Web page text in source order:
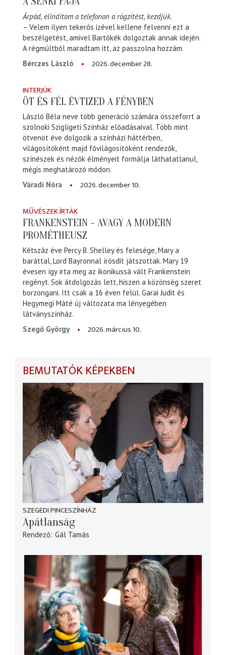
Árpád, elindítom a telefonon a rögzítést, kezdjük.
– Velem ilyen tekerős izével kellene felvenni ezt a
beszélgetést, amivel Bartókék dolgoztak annak idején.
A régmúltból maradtam itt, az passzolna hozzám.
Bérczes László
2026. december 28.
INTERJÚK
ÖT ÉS FÉL ÉVTIZED A FÉNYBEN
László Béla neve több generáció számára összeforrt a
szolnoki Szigligeti Színház előadásaival. Több mint
ötvenöt éve dolgozik a színházi háttérben,
világosítóként majd fővilágosítóként rendezők,
színészek és nézők élményeit formálja láthatatlanul,
mégis meghatározó módon.
Váradi Nóra
2026. december 10.
MŰVÉSZEK ÍRTÁK
FRANKENSTEIN – AVAGY A MODERN
PROMÉTHEUSZ
Kétszáz éve Percy B. Shelley és felesége, Mary a
baráttal, Lord Bayronnal írósdit játszottak. Mary 19
évesen így írta meg az ikonikussá vált Frankenstein
regényt. Sok átdolgozás lett, hiszen a közönség szeret
borzongani. Itt csak a 16 éven felül. Garai Judit és
Hegymegi Máté új változata ma lényegében
látványszínház.
Szegő György
2026. március 10.
BEMUTATÓK KÉPEKBEN
SZEGEDI PINCESZÍNHÁZ
Apátlanság
Rendező Gál Tamás